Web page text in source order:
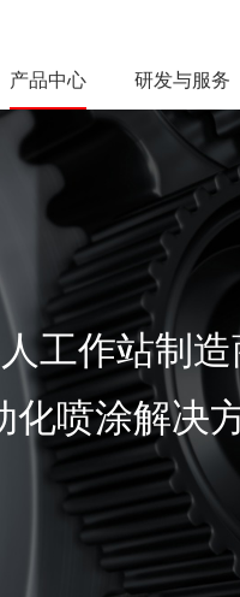
产品中心 研发与服务
工作站制
化喷涂解决